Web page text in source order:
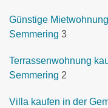
Günstige
Semmering 3
Terrassenwohnung
Semmering 2
Villa kaufen in der